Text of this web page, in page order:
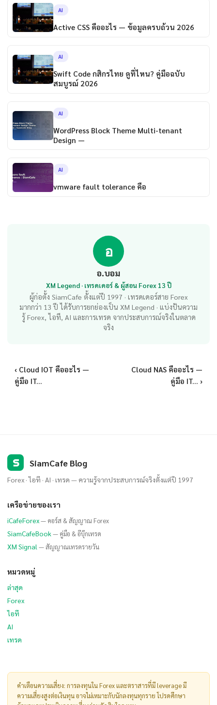
AI
Active CSS คืออะไร — ข้อมูลครบถ้วน 2026
AI
Swift Code กสิกรไทย ดูที่ไหน? คู่มือฉบับ
สมบูรณ์ 2026
AI
WordPress Block Theme Multi-tenant
Design —
AI
vmware fault tolerance คือ
อ
อ.บอม
XM Legend · เทรดเดอร์ & ผู้สอน Forex 13 ปี
ผู้ก่อตั้ง SiamCafe ตั้งแต่ปี 1997 · เทรดเดอร์สาย Forex
มากกว่า 13 ปี ได้รับการยกย่องเป็น XM Legend · แบ่งปันความ
รู้ Forex, ไอที, AI และการเทรด จากประสบการณ์จริงในตลาด
จริง
‹ Cloud IOT คืออะไร —
คู่มือ IT...
Cloud NAS คืออะไร —
คู่มือ IT... ›
S SiamCafe Blog
Forex · ไอที · AI · เทรด — ความรู้จากประสบการณ์จริงตั้งแต่ปี 1997
เครือข่ายของเรา
iCafeForex— คอร์ส & สัญญาณ Forex
SiamCafeBook— คู่มือ & อีบุ๊กเทรด
XM Signal — สัญญาณเทรดรายวัน
หมวดหมู่
ล่าสุด
Forex
ไอที
AI
เทรด
คำเตือนความเสี่ยง: การลงทุนใน Forex และตราสารที่มี leverage มี
ความเสี่ยงสูงต่อเงินทุน อาจไม่เหมาะกับนักลงทุนทุกราย โปรดศึกษา